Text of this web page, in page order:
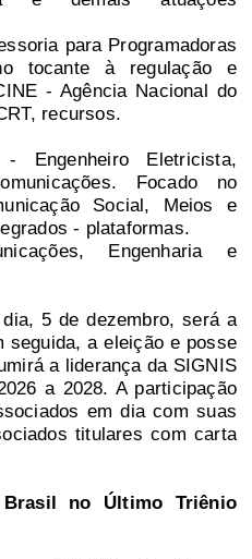
para Programadoras
tocante à regulação e
- Agência Nacional do
recursos.
Engenheiro Eletricista,
Focado no
Social, Meios e
- plataformas.
Engenharia e
5 de dezembro, será a
seguida, a eleição e posse
a liderança da SIGNIS
a 2028. A participação
em dia com suas
titulares com carta
no Último Triênio